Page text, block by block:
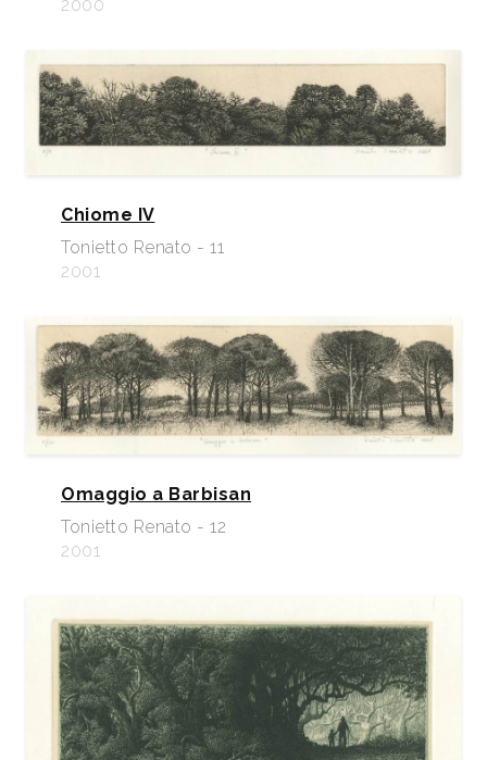
2000
Chiome IV
Tonietto Renato - 11
2001
Omaggio a Barbisan
Tonietto Renato - 12
2001